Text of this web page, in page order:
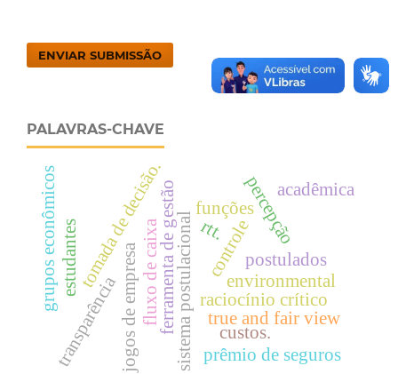
ENVIAR SUBMISSÃO
PALAVRAS-CHAVE
environmental
sistema postulacional
fluxo de caixaferramenta de gestão controle
tomada de decisão.
raciocínio crítico
jogos de empresa
funçõespercepção
estudantes postulados
true and fair view
grupos econômicos acadêmica
custos.
prêmio de seguros
rtt.
transparência